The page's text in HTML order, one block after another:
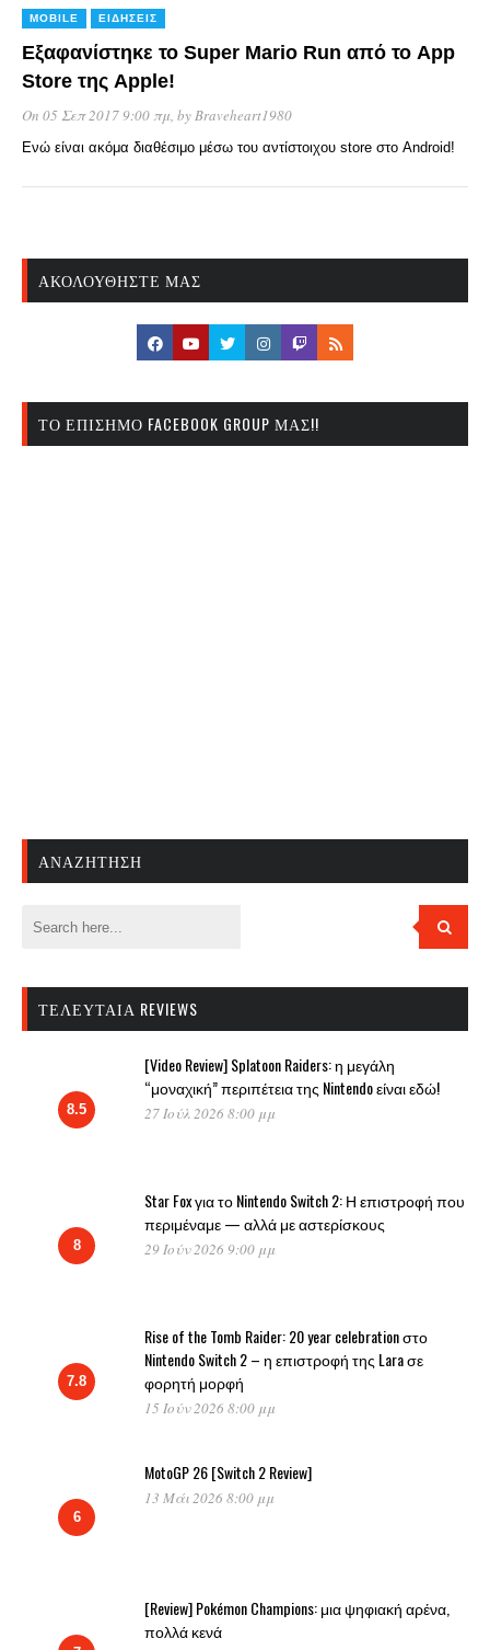
MOBILE ΕΙΔΉΣΕΙΣ
Εξαφανίστηκε το Super Mario Run από το App
Store της Apple!
On 05 Σεπ 2017 9:00 πμ, byBraveheart1980
Ενώ είναι ακόμα διαθέσιμο μέσω του αντίστοιχου store στο Android!
ΑΚΟΛΟΥΘΉΣΤΕ ΜΑΣ
ΤΟ ΕΠΊΣΗΜΟ FACEBOOK GROUP ΜΑΣ!!
ΑΝΑΖΉΤΗΣΗ
ΤΕΛΕΥΤΑΊΑ REVIEWS
8.5
[Video Review] Splatoon Raiders: η μεγάλη
“μοναχική” περιπέτεια της Nintendo είναι εδώ!
27 Ιούλ 2026 8:00 μμ
8
Star Fox για το Nintendo Switch 2: Η επιστροφή που
περιμέναμε — αλλά με αστερίσκους
29 Ιούν 2026 9:00 μμ
7.8
Rise of the Tomb Raider: 20 year celebration στο
Nintendo Switch 2 – η επιστροφή της Lara σε
φορητή μορφή
15 Ιούν 2026 8:00 μμ
6
MotoGP 26 [Switch 2 Review]
13 Μάι 2026 8:00 μμ
[Review] Pokémon Champions: μια ψηφιακή αρένα,
πολλά κενά